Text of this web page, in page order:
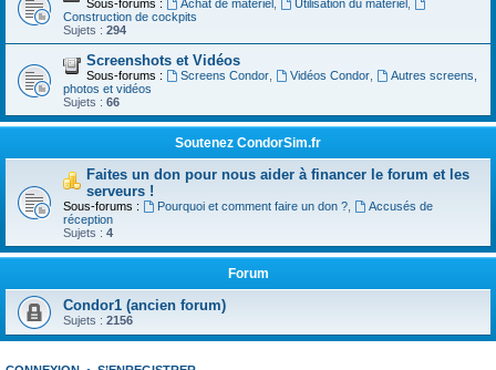
Sous-forums : Achat de matériel, Utilisation du matériel,
Construction de cockpits
Sujets : 294
Screenshots et Vidéos
Sous-forums : Screens Condor, Vidéos Condor,
Autres screens,
photos et vidéos
Sujets : 66
Soutenez CondorSim.fr
Faites un don pour nous aider à financer le forum et les
serveurs !
Sous-forums : Pourquoi et comment faire un don ?,
Accusés de
réception
Sujets : 4
Forum
Condor1 (ancien forum)
Sujets : 2156